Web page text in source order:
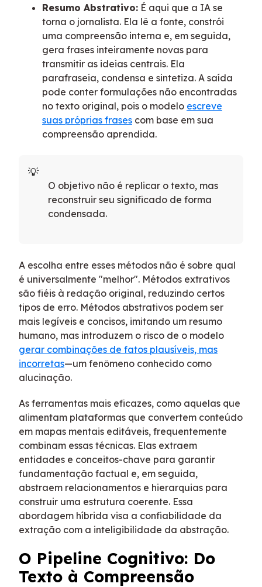
Resumo Abstrativo: É aqui que a IA se
torna o jornalista. Ela lê a fonte, constrói
uma compreensão interna e, em seguida,
gera frases inteiramente novas para
transmitir as ideias centrais. Ela
parafraseia, condensa e sintetiza. A saída
pode conter formulações não encontradas
no texto original, pois o modelo escreve
suas próprias frases com base em sua
compreensão aprendida.
O objetivo não é replicar o texto, mas
reconstruir seu significado de forma
condensada.
A escolha entre esses métodos não é sobre qual
é universalmente "melhor". Métodos extrativos
são fiéis à redação original, reduzindo certos
tipos de erro. Métodos abstrativos podem ser
mais legíveis e concisos, imitando um resumo
humano, mas introduzem o risco de o modelo
gerar combinações de fatos plausíveis, mas
incorretas—um fenômeno conhecido como
alucinação.
As ferramentas mais eficazes, como aquelas que
alimentam plataformas que convertem conteúdo
em mapas mentais editáveis, frequentemente
combinam essas técnicas. Elas extraem
entidades e conceitos-chave para garantir
fundamentação factual e, em seguida,
abstraem relacionamentos e hierarquias para
construir uma estrutura coerente. Essa
abordagem híbrida visa a confiabilidade da
extração com a inteligibilidade da abstração.
O Pipeline Cognitivo: Do
Texto à Compreensão